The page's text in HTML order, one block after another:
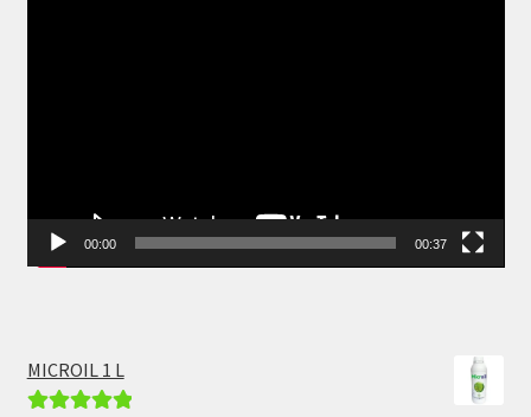
00:00 00:37
MICROIL 1 L